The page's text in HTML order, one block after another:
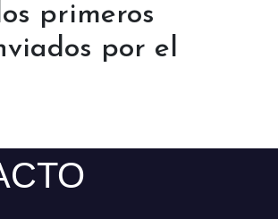
primeros
por el